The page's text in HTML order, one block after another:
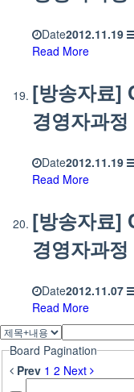
Date2012.11.19
Read More
[방송자료]
경영자과
Date2012.11.19
Read More
[방송자료]
경영자과
Date2012.11.07
Read More
Board Pagination
Prev 1 2 Next